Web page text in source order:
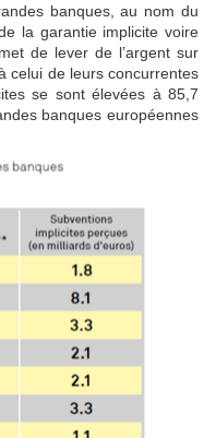
banques, au nom du
la garantie implicite voire
de lever de l’argent sur
celui de leurs concurrentes
se sont élevées à 85,7
banques européennes